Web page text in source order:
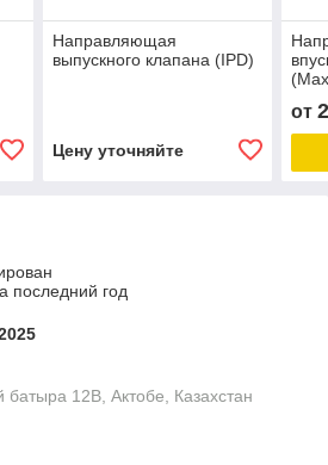
Направляющая
выпускного клапана (IPD)
Цену уточняйте
от
последний год
батыра 12В, Актобе, Казахстан